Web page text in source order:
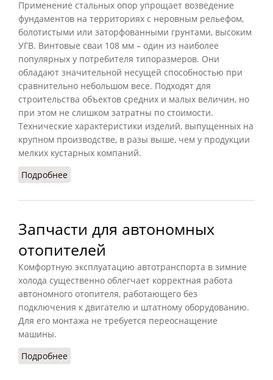
Применение стальных опор упрощает возведение
фундаментов на территориях с неровным рельефом,
болотистыми или заторфованными грунтами, высоким
УГВ. Винтовые сваи 108 мм – один из наиболее
популярных у потребителя типоразмеров. Они
обладают значительной несущей способностью при
сравнительно небольшом весе. Подходят для
строительства объектов средних и малых величин, но
при этом не слишком затратны по стоимости.
Технические характеристики изделий, выпущенных на
крупном производстве, в разы выше, чем у продукции
мелких кустарных компаний.
Подробнее
Запчасти для автономных
отопителей
Комфортную эксплуатацию автотранспорта в зимние
холода существенно облегчает корректная работа
автономного отопителя, работающего без
подключения к двигателю и штатному оборудованию.
Для его монтажа не требуется переоснащение
машины.
Подробнее